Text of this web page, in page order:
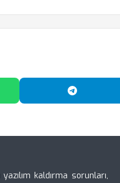
Paylaş
kaldırma sorunları,